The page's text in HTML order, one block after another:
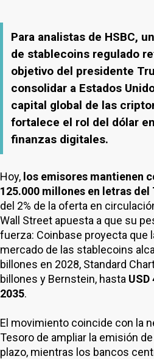
Para analistas de HSBC,
de stablecoins regulado
objetivo del presidente
consolidar a Estados
capital global de las
fortalece el rol del dólar
finanzas digitales.
Hoy, los emisores mantienen
125.000 millones en letras del
del 2% de la oferta en
Wall Street apuesta a que su
fuerza: Coinbase proyecta que
mercado de las stablecoins
billones en 2028, Standard
billones y Bernstein, hasta
2035.
El movimiento coincide con la
Tesoro de ampliar la emisión
plazo, mientras los bancos